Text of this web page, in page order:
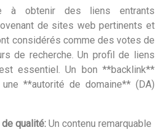
à obtenir des liens entrants
de sites web pertinents et
considérés comme des votes de
de recherche. Un profil de liens
essentiel. Un bon **backlink**
**autorité de domaine** (DA)
qualité: Un contenu remarquable